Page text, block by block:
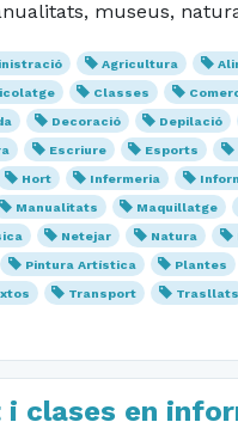
museus,
Agricultura
Classes
Decoració Depilació
Escriure Esports
Hort Infermeria
Manualitats Maquillatge
Netejar Natura
Pintura Artística Plantes
Transport Trasllats
clases en